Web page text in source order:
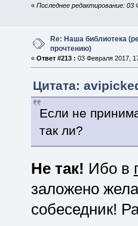
« Последнее редактирование: 03
Re: Наша библиотека
прочтению)
« Ответ #213 : 03 Февраля 2017,
Цитата:
Если не
так ли?
Не так! Ибо в
заложено
собеседник!